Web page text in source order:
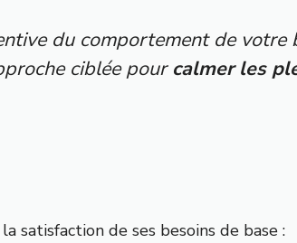
du comportement de votre
ciblée pour calmer les
satisfaction de ses besoins de base :